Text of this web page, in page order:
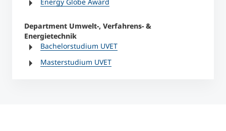
Energy Globe Award
Department Umwelt-, Verfahrens- &
Energietechnik
Bachelorstudium UVET
Masterstudium UVET